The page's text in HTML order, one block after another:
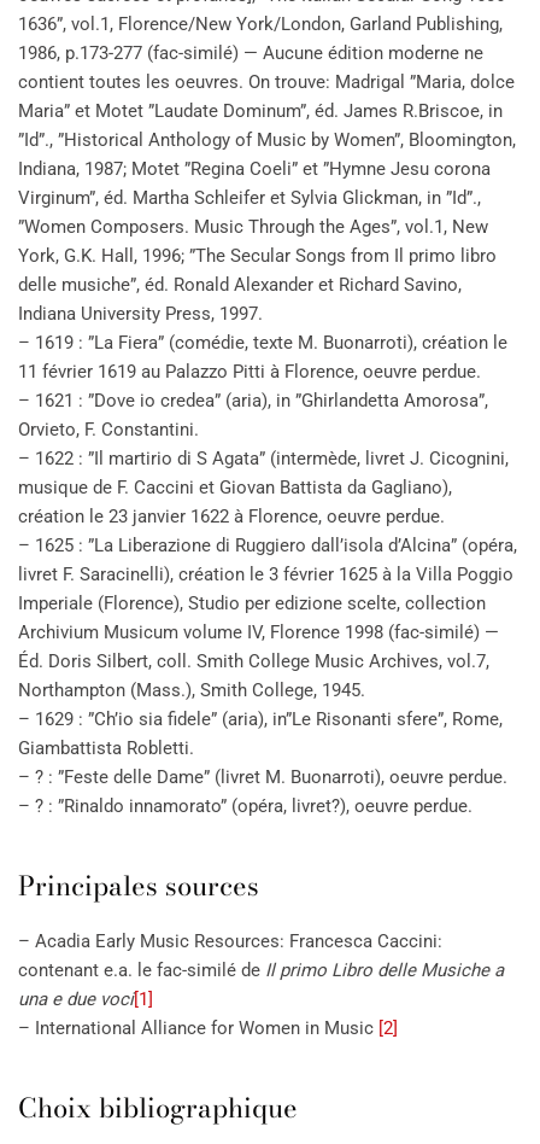
1636”, vol.1, Florence/New York/London, Garland Publishing,
1986, p.173-277 (fac-similé) — Aucune édition moderne ne
contient toutes les oeuvres. On trouve: Madrigal ”Maria, dolce
Maria” et Motet ”Laudate Dominum”, éd. James R.Briscoe, in
”Id”., ”Historical Anthology of Music by Women”, Bloomington,
Indiana, 1987; Motet ”Regina Coeli” et ”Hymne Jesu corona
Virginum”, éd. Martha Schleifer et Sylvia Glickman, in ”Id”.,
”Women Composers. Music Through the Ages”, vol.1, New
York, G.K. Hall, 1996; ”The Secular Songs from Il primo libro
delle musiche”, éd. Ronald Alexander et Richard Savino,
Indiana University Press, 1997.
– 1619 : ”La Fiera” (comédie, texte M. Buonarroti), création le
11 février 1619 au Palazzo Pitti à Florence, oeuvre perdue.
– 1621 : ”Dove io credea” (aria), in ”Ghirlandetta Amorosa”,
Orvieto, F. Constantini.
– 1622 : ”Il martirio di S Agata” (intermède, livret J. Cicognini,
musique de F. Caccini et Giovan Battista da Gagliano),
création le 23 janvier 1622 à Florence, oeuvre perdue.
– 1625 : ”La Liberazione di Ruggiero dall’isola d’Alcina” (opéra,
livret F. Saracinelli), création le 3 février 1625 à la Villa Poggio
Imperiale (Florence), Studio per edizione scelte, collection
Archivium Musicum volume IV, Florence 1998 (fac-similé) —
Éd. Doris Silbert, coll. Smith College Music Archives, vol.7,
Northampton (Mass.), Smith College, 1945.
– 1629 : ”Ch’io sia fidele” (aria), in”Le Risonanti sfere”, Rome,
Giambattista Robletti.
– ? : ”Feste delle Dame” (livret M. Buonarroti), oeuvre perdue.
– ? : ”Rinaldo innamorato” (opéra, livret?), oeuvre perdue.
Principales sources
– Acadia Early Music Resources: Francesca Caccini:
contenant e.a. le fac-similé de Il primo Libro delle Musiche a
una e due voci[1]
– International Alliance for Women in Music [2]
Choix bibliographique